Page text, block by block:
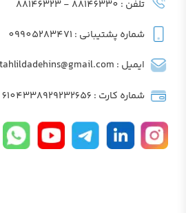
تلفن : 88146330 - 88146323
شماره پشتیبانی : 09905283471
ایمیل : tahlildadehins@gmail.com
شماره کارت : 6104338929232656